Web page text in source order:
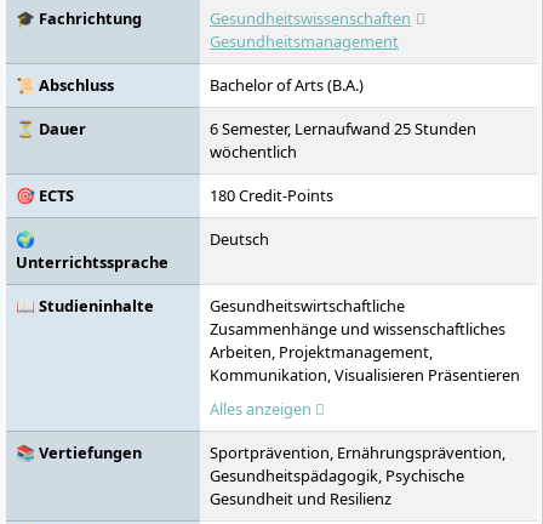
Studienbedingungen, digitale Lernformate
und praxisnahe Lehre. Sie ist durch ZFU,
FIBAA, AHPGS und den Wissenschaftsrat
akkreditiert und engagiert sich für
Nachhaltigkeit, Gleichstellung und
internationale Kooperationen.
🎓 Fachrichtung
Gesundheitswissenschaften
Gesundheitsmanagement
📜 Abschluss
Bachelor of Arts (B.A.)
⏳ Dauer
6 Semester, Lernaufwand 25 Stunden
wöchentlich
🎯 ECTS
180 Credit-Points
🌍
Unterrichtssprache
Deutsch
📖 Studieninhalte
Gesundheitswirtschaftliche
Zusammenhänge und wissenschaftliches
Arbeiten, Projektmanagement,
Kommunikation, Visualisieren Präsentieren
und Moderieren, Public Health und
Epidemiologie, Medizinische Grundlagen,
Infektionskrankheiten, Rechtliche
Grundlagen, Gesundheitspolitik und
Gesundheitssystemforschung,
Alles anzeigen
📚 Vertiefungen
Sportprävention, Ernährungsprävention,
Gesundheitspädagogik, Psychische
Gesundheit und Resilienz